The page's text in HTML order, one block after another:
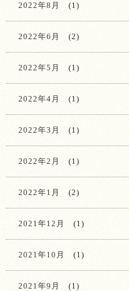
2022年8月 (1)
2022年6月 (2)
2022年5月 (1)
2022年4月 (1)
2022年3月 (1)
2022年2月 (1)
2022年1月 (2)
2021年12月 (1)
2021年10月 (1)
2021年9月 (1)